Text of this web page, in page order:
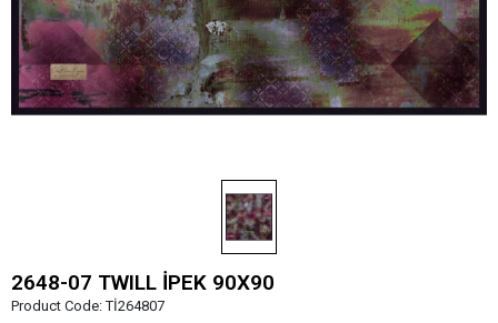
2648-07 TWILL İPEK 90X90
Product Code:Tİ264807